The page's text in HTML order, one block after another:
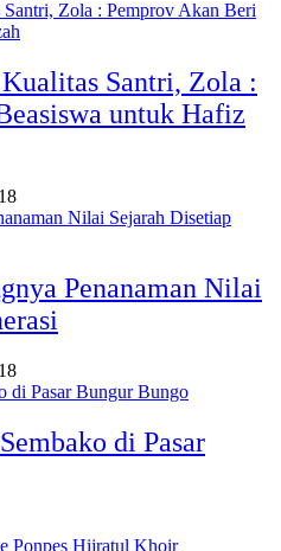
Santri, Zola :
untuk Hafiz
Penanaman Nilai
di Pasar